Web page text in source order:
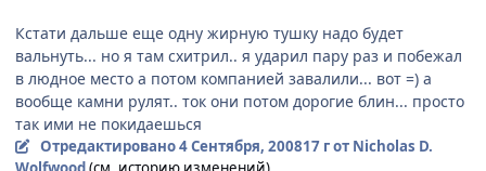
Кстати дальше еще одну жирную тушку надо будет
вальнуть... но я там схитрил.. я ударил пару раз и побежал
в людное место а потом компанией завалили... вот =) а
вообще камни рулят.. ток они потом дорогие блин... просто
так ими не покидаешься
Отредактировано4 Сентября, 200817 гот Nicholas D.